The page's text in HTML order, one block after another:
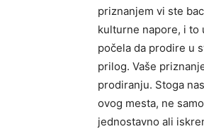
priznanjem vi ste
kulturne napore, i to
počela da prodire u
prilog. Vaše
prodiranju. Stoga
ovog mesta, ne
jednostavno ali